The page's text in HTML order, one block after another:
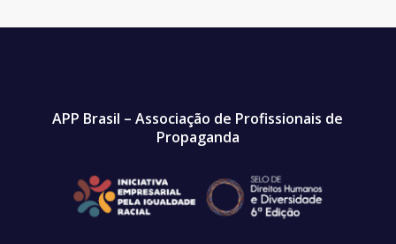
APP Brasil – Associação de Profissionais de
Propaganda